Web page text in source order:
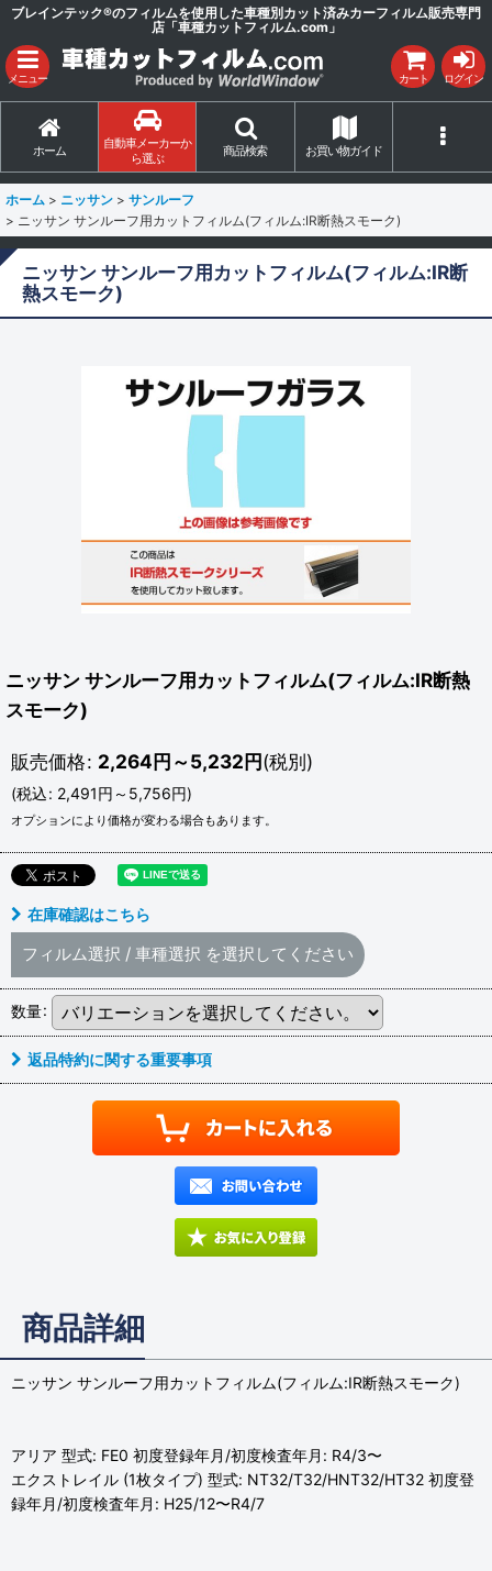
ブレインテック®のフィルムを使用した車種別カット済みカーフィルム販売専門
店「車種カットフィルム.com」
メニュー カート ログイン
ホーム
自動車メーカーか
ら選ぶ
商品検索 お買い物ガイド
ホーム > ニッサン > サンルーフ
> ニッサン サンルーフ用カットフィルム(フィルム:IR断熱スモーク)
ニッサン サンルーフ用カットフィルム(フィルム:IR断
熱スモーク)
ニッサン サンルーフ用カットフィルム(フィルム:IR断熱
スモーク)
販売価格: 2,264円～5,232円(税別)
(税込: 2,491円 ～5,756円)
オプションにより価格が変わる場合もあります。
在庫確認はこちら
フィルム選択 / 車種選択 を選択してください
数量:
返品特約に関する重要事項
商品詳細
ニッサン サンルーフ用カットフィルム(フィルム:IR断熱スモーク)
アリア 型式: FE0 初度登録年月/初度検査年月: R4/3〜
エクストレイル (1枚タイプ) 型式: NT32/T32/HNT32/HT32 初度登
録年月/初度検査年月: H25/12〜R4/7